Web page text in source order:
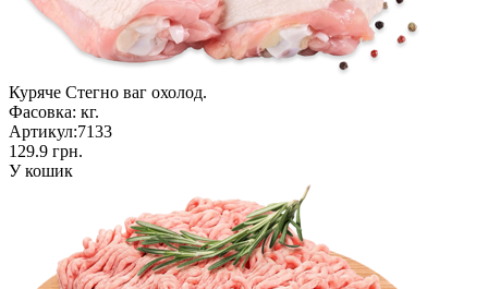
Куряче Стегно ваг охолод.
Фасовка: кг.
Артикул:7133
129.9 грн.
У кошик